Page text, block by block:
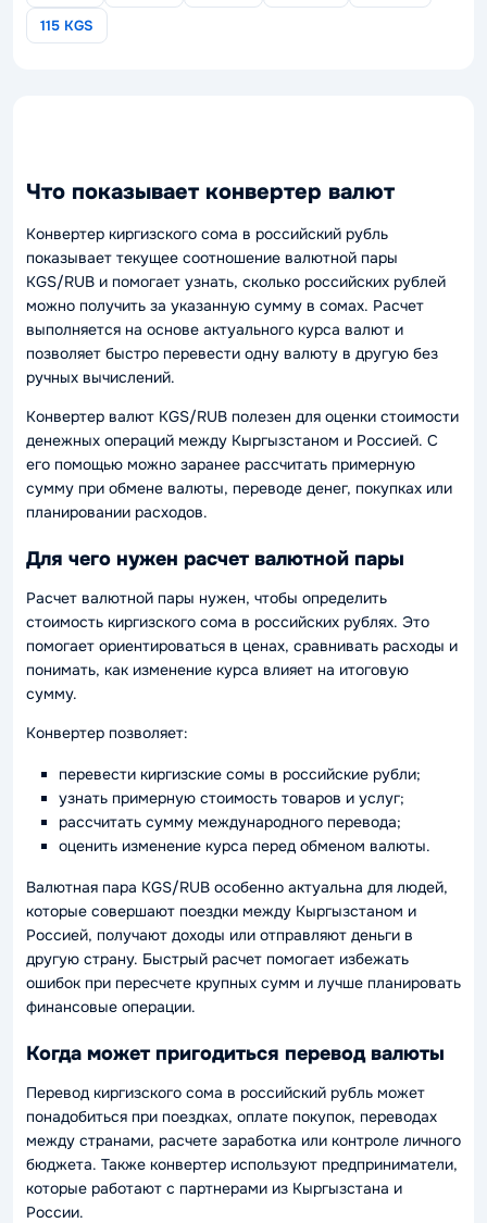
115 KGS
Что показывает конвертер валют
Конвертер киргизского сома в российский рубль
показывает текущее соотношение валютной пары
KGS/RUB и помогает узнать, сколько российских рублей
можно получить за указанную сумму в сомах. Расчет
выполняется на основе актуального курса валют и
позволяет быстро перевести одну валюту в другую без
ручных вычислений.
Конвертер валют KGS/RUB полезен для оценки стоимости
денежных операций между Кыргызстаном и Россией. С
его помощью можно заранее рассчитать примерную
сумму при обмене валюты, переводе денег, покупках или
планировании расходов.
Для чего нужен расчет валютной пары
Расчет валютной пары нужен, чтобы определить
стоимость киргизского сома в российских рублях. Это
помогает ориентироваться в ценах, сравнивать расходы и
понимать, как изменение курса влияет на итоговую
сумму.
Конвертер позволяет:
перевести киргизские сомы в российские рубли;
узнать примерную стоимость товаров и услуг;
рассчитать сумму международного перевода;
оценить изменение курса перед обменом валюты.
Валютная пара KGS/RUB особенно актуальна для людей,
которые совершают поездки между Кыргызстаном и
Россией, получают доходы или отправляют деньги в
другую страну. Быстрый расчет помогает избежать
ошибок при пересчете крупных сумм и лучше планировать
финансовые операции.
Когда может пригодиться перевод валюты
Перевод киргизского сома в российский рубль может
понадобиться при поездках, оплате покупок, переводах
между странами, расчете заработка или контроле личного
бюджета. Также конвертер используют предприниматели,
которые работают с партнерами из Кыргызстана и
России.